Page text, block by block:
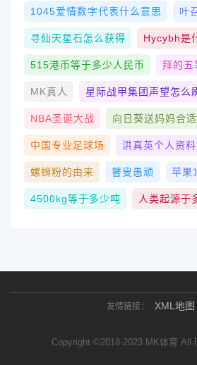
1045爱情数字代表什么意思 叶
寻仙天星石怎么获得 Hycybh是
515港币等于多少人民币 拜的五
MK真人 星际战甲集团声望怎么
NBA圣诞大战 向日葵送妈妈合
中国专业足球场 洪真英个人资
螺蛳粉的由来 瞽叟愚顽 苹果
4500kg等于多少吨 人类起源于
友情链接： XML地图
Copyright ©2018-2023 MK体育 All